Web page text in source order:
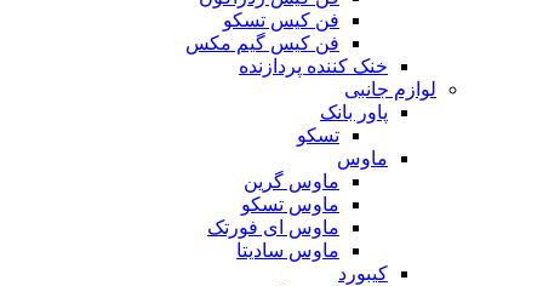
فن کیس تسکو
فن کیس گیم مکس
خنک کننده پردازنده
لوازم جانبی
پاور بانک
تسکو
ماوس
ماوس گرین
ماوس تسکو
ماوس ای فورتک
ماوس سادیتا
کیبورد